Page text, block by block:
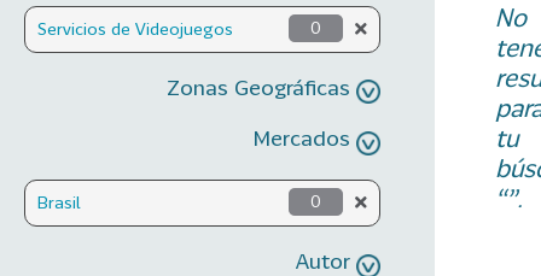
Servicios de Videojuegos 0
Zonas Geográficas
Mercados
Brasil 0
Autor
No
tu
“”.